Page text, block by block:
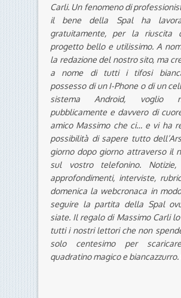
Carli. Un fenomeno di
il bene della Spal ha
gratuitamente, per la riuscita
progetto bello e utilissimo. A
la redazione del nostro sito, ma
a nome di tutti i tifosi
possesso di un I-Phone o di un
sistema Android, voglio
pubblicamente e davvero di
amico Massimo che ci… e vi ha
possibilità di sapere tutto
giorno dopo giorno attraverso il
sul vostro telefonino. Notizie,
approfondimenti, interviste,
domenica la webcronaca in
seguire la partita della Spal
siate. Il regalo di Massimo Carli
tutti i nostri lettori che non
solo centesimo per
quadratino magico e biancazzurro.